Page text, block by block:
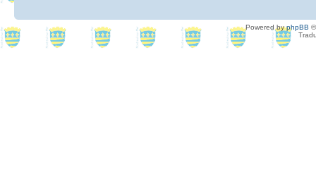
Powered byphpBB